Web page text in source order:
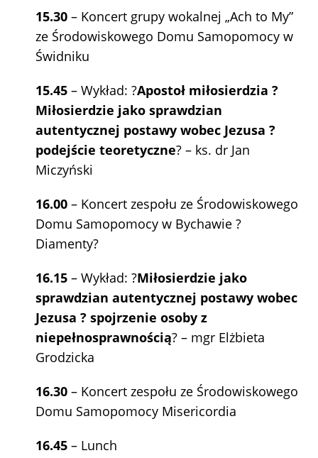
15.30 – Koncert grupy wokalnej „Ach to My”
ze Środowiskowego Domu Samopomocy w
Świdniku
15.45 – Wykład: ?Apostoł miłosierdzia ?
Miłosierdzie jako sprawdzian
autentycznej postawy wobec Jezusa ?
podejście teoretyczne? – ks. dr Jan
Miczyński
16.00 – Koncert zespołu ze Środowiskowego
Domu Samopomocy w Bychawie ?
Diamenty?
16.15 – Wykład: ?Miłosierdzie jako
sprawdzian autentycznej postawy wobec
Jezusa ? spojrzenie osoby z
niepełnosprawnością? – mgr Elżbieta
Grodzicka
16.30 – Koncert zespołu ze Środowiskowego
Domu Samopomocy Misericordia
16.45 – Lunch